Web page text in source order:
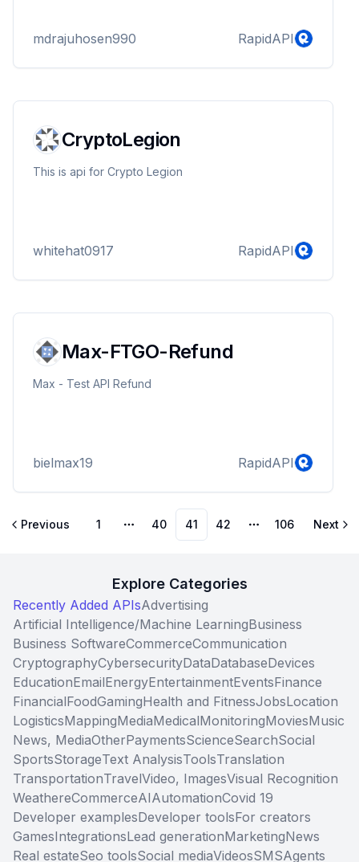
mdrajuhosen990 RapidAPI
CryptoLegion
This is api for Crypto Legion
whitehat0917 RapidAPI
Max-FTGO-Refund
Max - Test API Refund
bielmax19 RapidAPI
Previous 1
More pages
40 41 42
More pages
106 Next
Explore Categories
Recently Added APIsAdvertising
Artificial Intelligence/Machine LearningBusiness
Business SoftwareCommerceCommunication
CryptographyCybersecurityDataDatabaseDevices
EducationEmailEnergyEntertainmentEventsFinance
FinancialFoodGamingHealth and FitnessJobsLocation
LogisticsMappingMediaMedicalMonitoringMoviesMusic
News, MediaOtherPaymentsScienceSearchSocial
SportsStorageText AnalysisToolsTranslation
TransportationTravelVideo, ImagesVisual Recognition
WeathereCommerceAIAutomationCovid 19
Developer examplesDeveloper toolsFor creators
GamesIntegrationsLead generationMarketingNews
Real estateSeo toolsSocial mediaVideosSMSAgents